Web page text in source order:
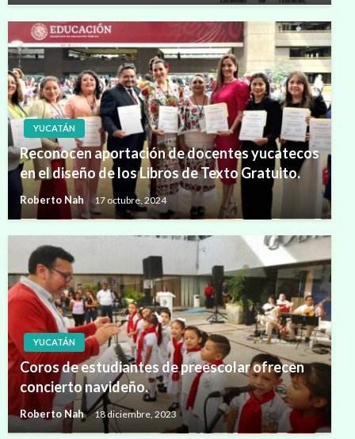
YUCATÁN
Reconocen aportación de docentes yucatecos
en el diseño de los Libros de Texto Gratuito.
Roberto Nah 17 octubre, 2024
YUCATÁN
Coros de estudiantes de preescolar ofrecen
concierto navideño.
Roberto Nah 18 diciembre, 2023